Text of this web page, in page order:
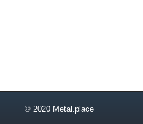
© 2020 Metal.place